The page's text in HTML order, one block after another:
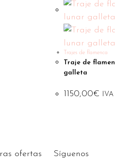
Trajes de flamenca
Traje de
galleta
1150,00€ IVA
ofertas
Síguenos